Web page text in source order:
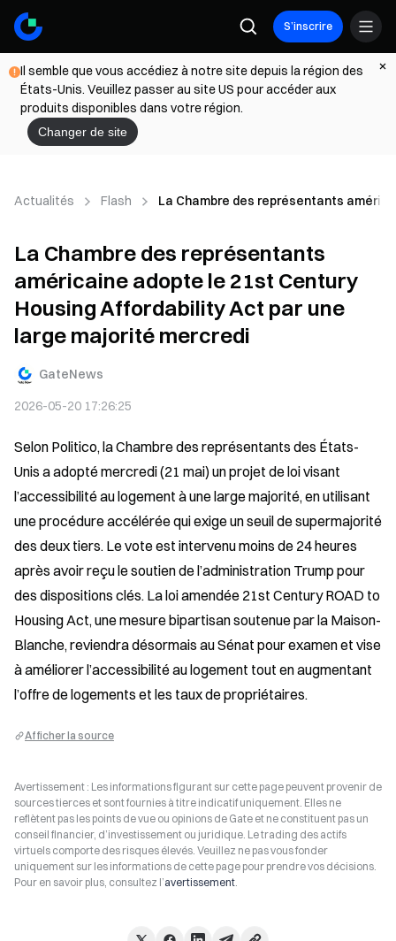
S’inscrire
Il semble que vous accédiez à notre site depuis la région des
États-Unis. Veuillez passer au site US pour accéder aux
produits disponibles dans votre région.
Changer de site
Actualités Flash La Chambre des représentants
La Chambre des représentants
américaine adopte le 21st Century
Housing Affordability Act par une
large majorité mercredi
GateNews
2026-05-20 17:26:25
Selon Politico, la Chambre des représentants des États-
Unis a adopté mercredi (21 mai) un projet de loi visant
l’accessibilité au logement à une large majorité, en utilisant
une procédure accélérée qui exige un seuil de supermajorité
des deux tiers. Le vote est intervenu moins de 24 heures
après avoir reçu le soutien de l’administration Trump pour
des dispositions clés. La loi amendée 21st Century ROAD to
Housing Act, une mesure bipartisan soutenue par la Maison-
Blanche, reviendra désormais au Sénat pour examen et vise
à améliorer l’accessibilité au logement tout en augmentant
l’offre de logements et les taux de propriétaires.
Afficher la source
Avertissement : Les informations figurant sur cette page peuvent provenir de
sources tierces et sont fournies à titre indicatif uniquement. Elles ne
reflètent pas les points de vue ou opinions de Gate et ne constituent pas un
conseil financier, d’investissement ou juridique. Le trading des actifs
virtuels comporte des risques élevés. Veuillez ne pas vous fonder
uniquement sur les informations de cette page pour prendre vos décisions.
Pour en savoir plus, consultez l’avertissement.